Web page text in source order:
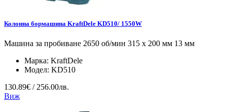
Колонна бормашина KraftDele KD510/ 1550W
Машина за пробиване 2650 об/мин 315 x 200 мм 13 мм
Марка: KraftDele
Модел: KD510
130.89€ / 256.00лв.
Виж